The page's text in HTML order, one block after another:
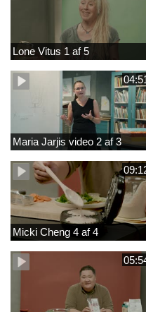
Lone Vitus 1 af 5
Maria Jarjis video 2 af 3
Micki Cheng 4 af 4